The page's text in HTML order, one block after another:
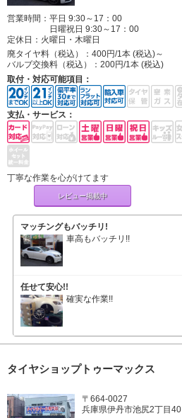
営業時間：平日 9:30～17：00
日曜祝日 9:30～17：00
定休日： 火曜日・木曜日
廃タイヤ料（税込）： 400円/1本 (税込)～
バルブ交換料（税込）： 200円/1本 (税込)
取付・対応可能項目：
支払・サービス：
丁寧な作業を心がけてます
レビュー掲載中
マッチングもバッチリ!
車高もバッチリ!!
任せて安心!!
確実な作業!!
タイヤショップトゥーマックス
〒664-0027
兵庫県伊丹市池尻2丁目40